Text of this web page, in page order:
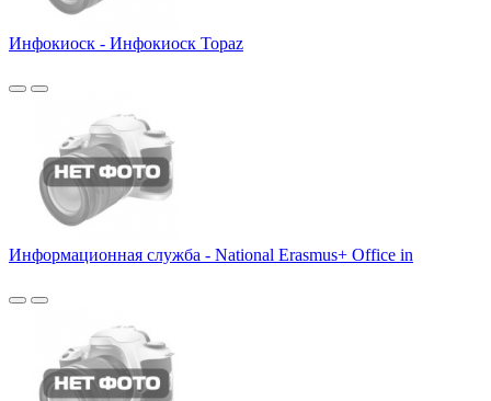
Инфокиоск - Инфокиоск Topaz
Информационная служба - National Erasmus+ Office in